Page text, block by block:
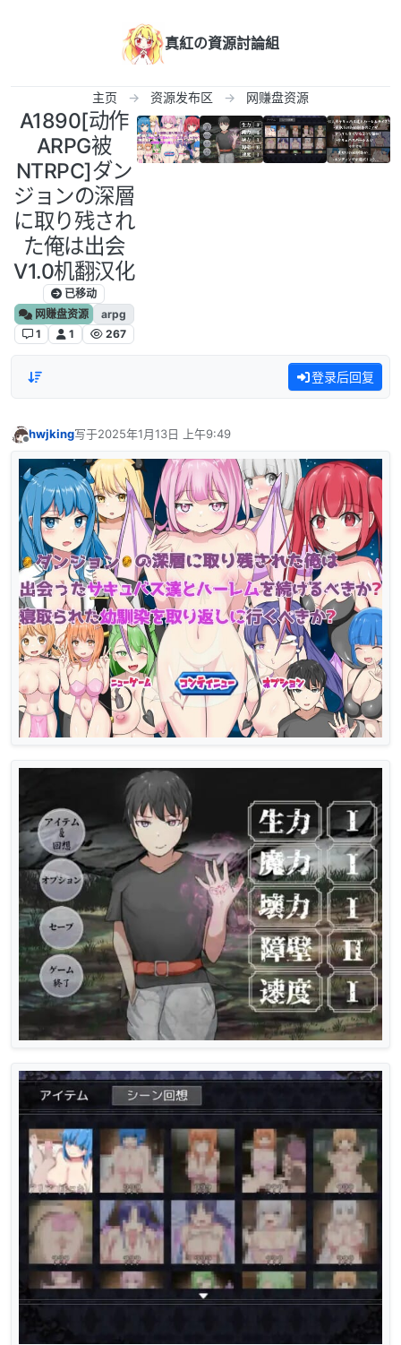
真紅の資源討論組
主页 资源发布区 网赚盘资源
A1890[动作
ARPG被
NTRPC]ダン
ジョンの深層
に取り残され
た俺は出会
V1.0机翻汉化
已移动
网赚盘资源
arpg
1
1 267
登录后回复
离线
hwjking写于2025年1月13日 上午9:49
最后由 编辑